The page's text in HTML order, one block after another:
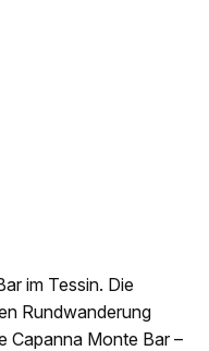
im Tessin. Die
Rundwanderung
Capanna Monte Bar –